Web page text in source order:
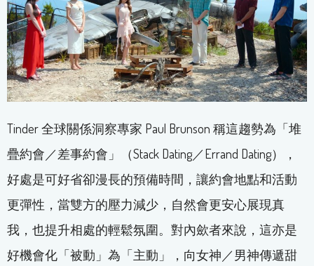
Tinder 全球關係洞察專家 Paul Brunson 稱這趨勢為「堆
疊約會／差事約會」（Stack Dating／Errand Dating），
好處是可好省卻漫長的預備時間，讓約會地點和活動
更彈性，當雙方的壓力減少，自然會更安心展現真
我，也提升相處的輕鬆氛圍。對內歛者來說，這亦是
好機會化「被動」為「主動」，向女神／男神傳遞甜